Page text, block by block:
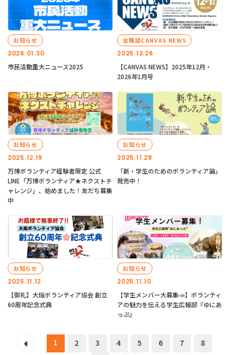
2026.01.30
お知らせ
市民活動重大ニュース2025
2025.12.26
会報誌CANVAS NEWS
【CANVAS NEWS】2025年12月・
2026年1月号
2025.12.19
お知らせ
万博ボランティア経験者限定 公式
LINE「万博ボランティア★ネクストチ
ャレンジ」、始めました！友だち募集
中
2025.11.28
お知らせ
「新・学生のためのボランティア論」
発売中！
2025.11.12
お知らせ
【御礼】大阪ボランティア協会 創立
60周年記念式典
2025.11.10
お知らせ
【学生メンバー大募集📣】ボランティ
アの魅力を伝える学生広報部『ゆにあ
っぷ』
1 2 3 4 5 6 7
8